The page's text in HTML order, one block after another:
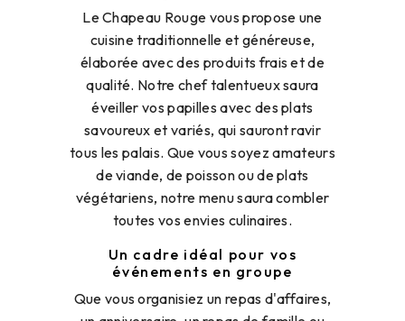
Le Chapeau Rouge vous propose une
cuisine traditionnelle et généreuse,
élaborée avec des produits frais et de
qualité. Notre chef talentueux saura
éveiller vos papilles avec des plats
savoureux et variés, qui sauront ravir
tous les palais. Que vous soyez amateurs
de viande, de poisson ou de plats
végétariens, notre menu saura combler
toutes vos envies culinaires.
Un cadre idéal pour vos
événements en groupe
Que vous organisiez un repas d'affaires,